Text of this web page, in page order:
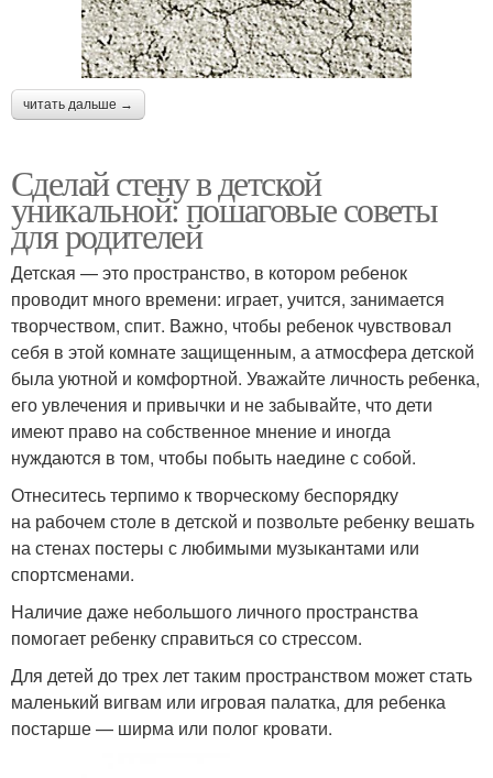
читать дальше →
Сделай стену в детской
уникальной: пошаговые советы
для родителей
Детская — это пространство, в котором ребенок
проводит много времени: играет, учится, занимается
творчеством, спит. Важно, чтобы ребенок чувствовал
себя в этой комнате защищенным, а атмосфера детской
была уютной и комфортной. Уважайте личность ребенка,
его увлечения и привычки и не забывайте, что дети
имеют право на собственное мнение и иногда
нуждаются в том, чтобы побыть наедине с собой.
Отнеситесь терпимо к творческому беспорядку
на рабочем столе в детской и позвольте ребенку вешать
на стенах постеры с любимыми музыкантами или
спортсменами.
Наличие даже небольшого личного пространства
помогает ребенку справиться со стрессом.
Для детей до трех лет таким пространством может стать
маленький вигвам или игровая палатка, для ребенка
постарше — ширма или полог кровати.